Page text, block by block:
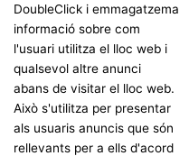
DoubleClick i emmagatzema
informació sobre com
l'usuari utilitza el lloc web i
qualsevol altre anunci
abans de visitar el lloc web.
Això s'utilitza per presentar
als usuaris anuncis que són
rellevants per a ells d'acord